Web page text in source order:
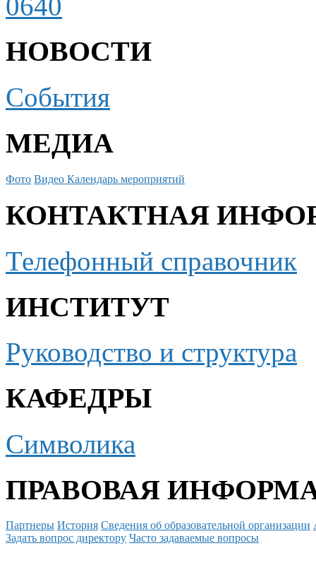
НОВОСТИ
События
МЕДИА
Фото Видео Календарь мероприятий
КОНТАКТНАЯ
Телефонный справочник
ИНСТИТУТ
Руководство и структура
КАФЕДРЫ
Символика
ПРАВОВАЯ
Партнеры История Сведения об образовательной организации
Задать вопрос директору Часто задаваемые вопросы